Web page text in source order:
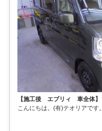
【施工後 エブリィ 車全体】
こんにちは。(有)テオリアです。